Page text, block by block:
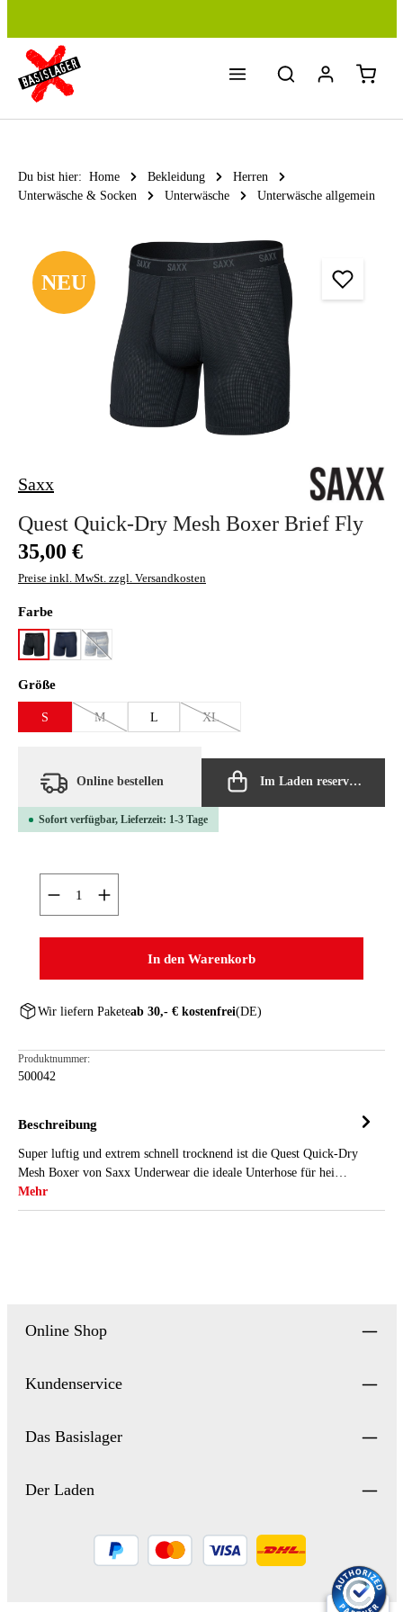
Du bist hier: Home Bekleidung
Herren
Unterwäsche & Socken
Unterwäsche Unterwäsche allgemein
Bildergalerie überspringen
NEU
Saxx
Quest Quick-Dry Mesh Boxer Brief Fly
Regulärer Preis:
35,00 €
Preise inkl. MwSt. zzgl. Versandkosten
Farbeauswählen
black maritimepalm geo/stone
(Diese Option ist zurzeit nicht verfügbar.)
Größeauswählen
S M
(Diese Option ist zurzeit nicht verfügbar.)
L XL
(Diese Option ist zurzeit nicht
Online bestellen Im Laden reservieren
Sofort verfügbar, Lieferzeit: 1-3 Tage
Produkt Anzahl: Gib den gewünschten Wert ein oder
In den Warenkorb
Wir liefern Paketeab 30,- € kostenfrei(DE)
Produktnummer:
500042
Beschreibung
Super luftig und extrem schnell trocknend ist die Quest Quick-Dry
Mesh Boxer von Saxx Underwear die ideale Unterhose für hei…
Mehr
Online Shop
Kundenservice
Das Basislager
Der Laden